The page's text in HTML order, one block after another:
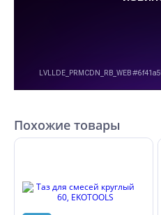
Похожие товары